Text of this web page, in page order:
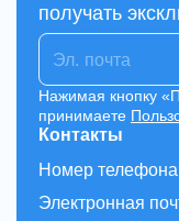
Контакты
Номер
Электронная
получать
Нажимая кнопку
принимаете